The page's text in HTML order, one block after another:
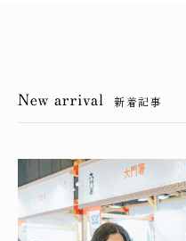
新着記事